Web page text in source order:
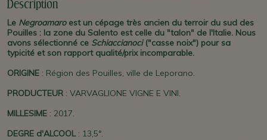
Description
Le Negroamaroest un cépage très ancien du terroir du sud des
Pouilles : la zone du Salento est celle du "talon" de l'Italie. Nous
avons sélectionné ce Schiaccianoci("casse noix") pour sa
typicité et son rapport qualité/prix incomparable.
ORIGINE : Région des Pouilles, ville de Leporano.
PRODUCTEUR : VARVAGLIONE VIGNE E VINI.
MILLESIME : 2017.
DEGRE d'ALCOOL: 13,5°.